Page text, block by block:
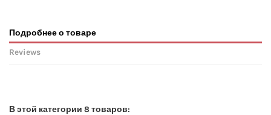
Подробнее о товаре
Reviews
В этой категории 8 товаров: